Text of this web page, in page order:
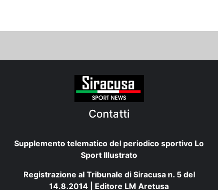
Contatti
Supplemento telematico del periodico sportivo Lo
Sport Illustrato
Registrazione al Tribunale di Siracusa n. 5 del
14.8.2014 | Editore LM Aretusa